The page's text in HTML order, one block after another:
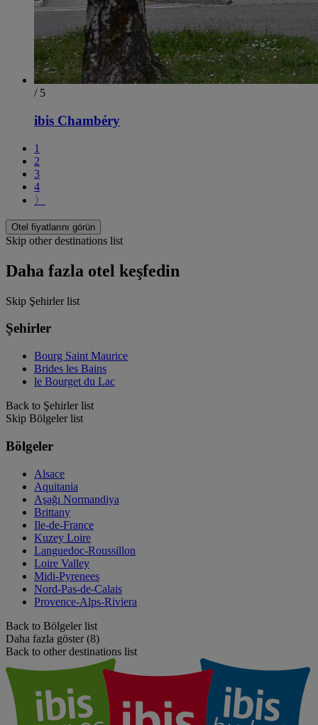
/ 5
ibis Chambéry
1
2
3
4
〉
Otel fiyatlarını görün
Skip other destinations list
Daha fazla otel keşfedin
Skip Şehirler list
Şehirler
Bourg Saint Maurice
Brides les Bains
le Bourget du Lac
Back to Şehirler list
Skip Bölgeler list
Bölgeler
Alsace
Aquitania
Aşağı Normandiya
Brittany
Ile-de-France
Kuzey Loire
Languedoc-Roussillon
Loire Valley
Midi-Pyrenees
Nord-Pas-de-Calais
Provence-Alps-Riviera
Back to Bölgeler list
Daha fazla göster (8)
Back to other destinations list